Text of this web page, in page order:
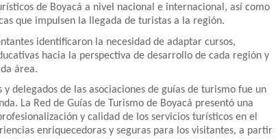
de Boyacá a nivel nacional e internacional, así como
que impulsen la llegada de turistas a la región.
identificaron la necesidad de adaptar cursos,
hacia la perspectiva de desarrollo de cada región y
área.
delegados de las asociaciones de guías de turismo fue un
La Red de Guías de Turismo de Boyacá presentó una
y calidad de los servicios turísticos en el
enriquecedoras y seguras para los visitantes, a partir